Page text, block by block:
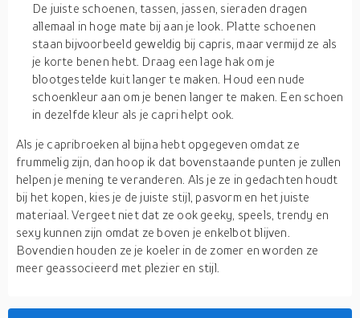
De juiste schoenen, tassen, jassen, sieraden dragen
allemaal in hoge mate bij aan je look. Platte schoenen
staan bijvoorbeeld geweldig bij capris, maar vermijd ze als
je korte benen hebt. Draag een lage hak om je
blootgestelde kuit langer te maken. Houd een nude
schoenkleur aan om je benen langer te maken. Een schoen
in dezelfde kleur als je capri helpt ook.
Als je capribroeken al bijna hebt opgegeven omdat ze
frummelig zijn, dan hoop ik dat bovenstaande punten je zullen
helpen je mening te veranderen. Als je ze in gedachten houdt
bij het kopen, kies je de juiste stijl, pasvorm en het juiste
materiaal. Vergeet niet dat ze ook geeky, speels, trendy en
sexy kunnen zijn omdat ze boven je enkelbot blijven.
Bovendien houden ze je koeler in de zomer en worden ze
meer geassocieerd met plezier en stijl.